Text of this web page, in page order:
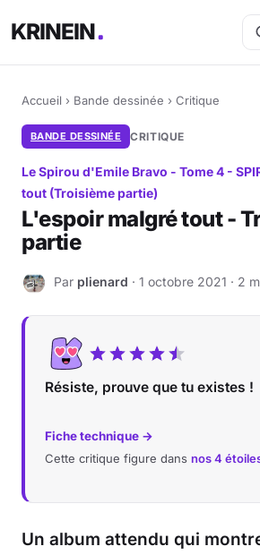
KRINEIN
Accueil › Bande dessinée › Critique
BANDE DESSINÉE CRITIQUE
Le Spirou d'Emile Bravo - Tome 4 -
tout (Troisième partie)
L'espoir malgré tout -
partie
P Par plienard · 1 octobre 2021 · 2
Résiste, prouve que tu existes !
Fiche technique →
Cette critique figure dans nos 4
Un album attendu qui